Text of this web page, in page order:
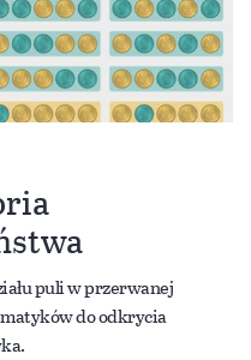
puli w przerwanej
do odkrycia